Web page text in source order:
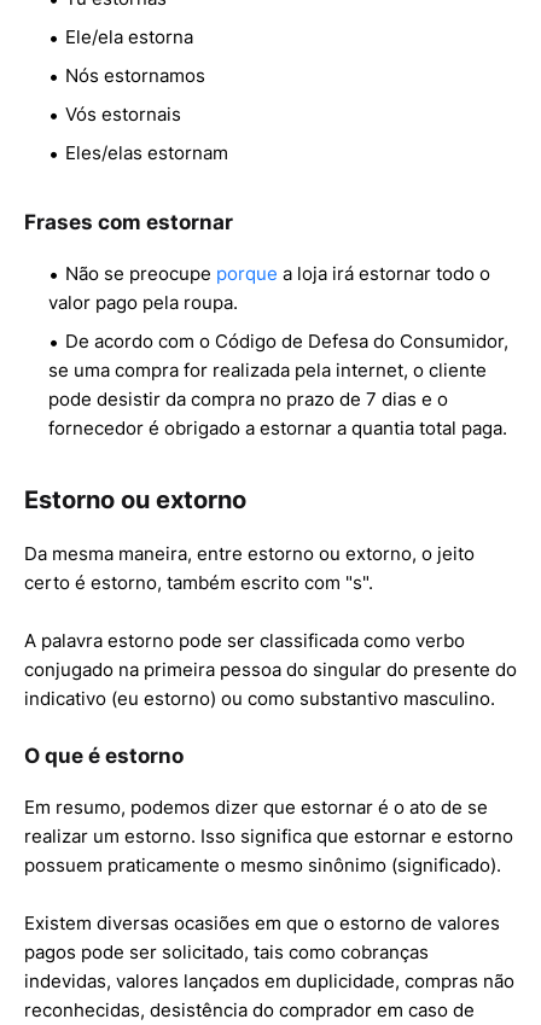
Ele/ela estorna
Nós estornamos
Vós estornais
Eles/elas estornam
Frases com estornar
Não se preocupe porque a loja irá estornar todo o
valor pago pela roupa.
De acordo com o Código de Defesa do Consumidor,
se uma compra for realizada pela internet, o cliente
pode desistir da compra no prazo de 7 dias e o
fornecedor é obrigado a estornar a quantia total paga.
Estorno ou extorno
Da mesma maneira, entre estorno ou extorno, o jeito
certo é estorno, também escrito com "s".
A palavra estorno pode ser classificada como verbo
conjugado na primeira pessoa do singular do presente do
indicativo (eu estorno) ou como substantivo masculino.
O que é estorno
Em resumo, podemos dizer que estornar é o ato de se
realizar um estorno. Isso significa que estornar e estorno
possuem praticamente o mesmo sinônimo (significado).
Existem diversas ocasiões em que o estorno de valores
pagos pode ser solicitado, tais como cobranças
indevidas, valores lançados em duplicidade, compras não
reconhecidas, desistência do comprador em caso de